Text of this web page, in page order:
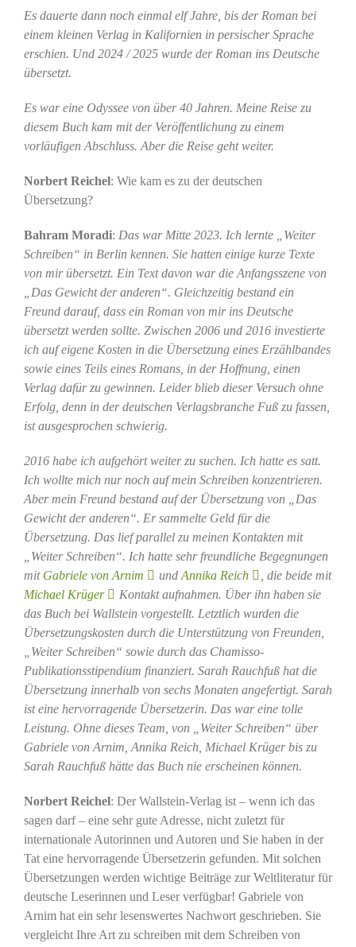
Es dauerte dann noch einmal elf Jahre, bis der Roman bei
einem kleinen Verlag in Kalifornien in persischer Sprache
erschien. Und 2024 / 2025 wurde der Roman ins Deutsche
übersetzt.
Es war eine Odyssee von über 40 Jahren. Meine Reise zu
diesem Buch kam mit der Veröffentlichung zu einem
vorläufigen Abschluss. Aber die Reise geht weiter.
Norbert Reichel: Wie kam es zu der deutschen
Übersetzung?
Bahram Moradi: Das war Mitte 2023. Ich lernte „Weiter
Schreiben“ in Berlin kennen. Sie hatten einige kurze Texte
von mir übersetzt. Ein Text davon war die Anfangsszene von
„Das Gewicht der anderen“. Gleichzeitig bestand ein
Freund darauf, dass ein Roman von mir ins Deutsche
übersetzt werden sollte. Zwischen 2006 und 2016 investierte
ich auf eigene Kosten in die Übersetzung eines Erzählbandes
sowie eines Teils eines Romans, in der Hoffnung, einen
Verlag dafür zu gewinnen. Leider blieb dieser Versuch ohne
Erfolg, denn in der deutschen Verlagsbranche Fuß zu fassen,
ist ausgesprochen schwierig.
2016 habe ich aufgehört weiter zu suchen. Ich hatte es satt.
Ich wollte mich nur noch auf mein Schreiben konzentrieren.
Aber mein Freund bestand auf der Übersetzung von „Das
Gewicht der anderen“. Er sammelte Geld für die
Übersetzung. Das lief parallel zu meinen Kontakten mit
„Weiter Schreiben“. Ich hatte sehr freundliche Begegnungen
mit Gabriele von Arnim und Annika Reich
, die beide mit
Michael Krüger
Kontakt aufnahmen. Über ihn haben sie
das Buch bei Wallstein vorgestellt. Letztlich wurden die
Übersetzungskosten durch die Unterstützung von Freunden,
„Weiter Schreiben“ sowie durch das Chamisso-
Publikationsstipendium finanziert. Sarah Rauchfuß hat die
Übersetzung innerhalb von sechs Monaten angefertigt. Sarah
ist eine hervorragende Übersetzerin. Das war eine tolle
Leistung. Ohne dieses Team, von „Weiter Schreiben“ über
Gabriele von Arnim, Annika Reich, Michael Krüger bis zu
Sarah Rauchfuß hätte das Buch nie erscheinen können.
Norbert Reichel: Der Wallstein-Verlag ist – wenn ich das
sagen darf – eine sehr gute Adresse, nicht zuletzt für
internationale Autorinnen und Autoren und Sie haben in der
Tat eine hervorragende Übersetzerin gefunden. Mit solchen
Übersetzungen werden wichtige Beiträge zur Weltliteratur für
deutsche Leserinnen und Leser verfügbar! Gabriele von
Arnim hat ein sehr lesenswertes Nachwort geschrieben. Sie
vergleicht Ihre Art zu schreiben mit dem Schreiben von